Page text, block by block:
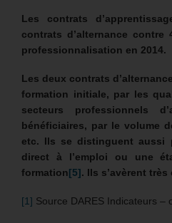
Les contrats
contrats d’alternance
professionnalisation en 2014.
Les deux contrats
formation initiale, par les
secteurs professionnels
bénéficiaires, par le volume
etc. Ils se distinguent aussi
direct à l’emploi ou une
formation[5]. Ils s’avèrent
[1] Source DARES Indicateurs –